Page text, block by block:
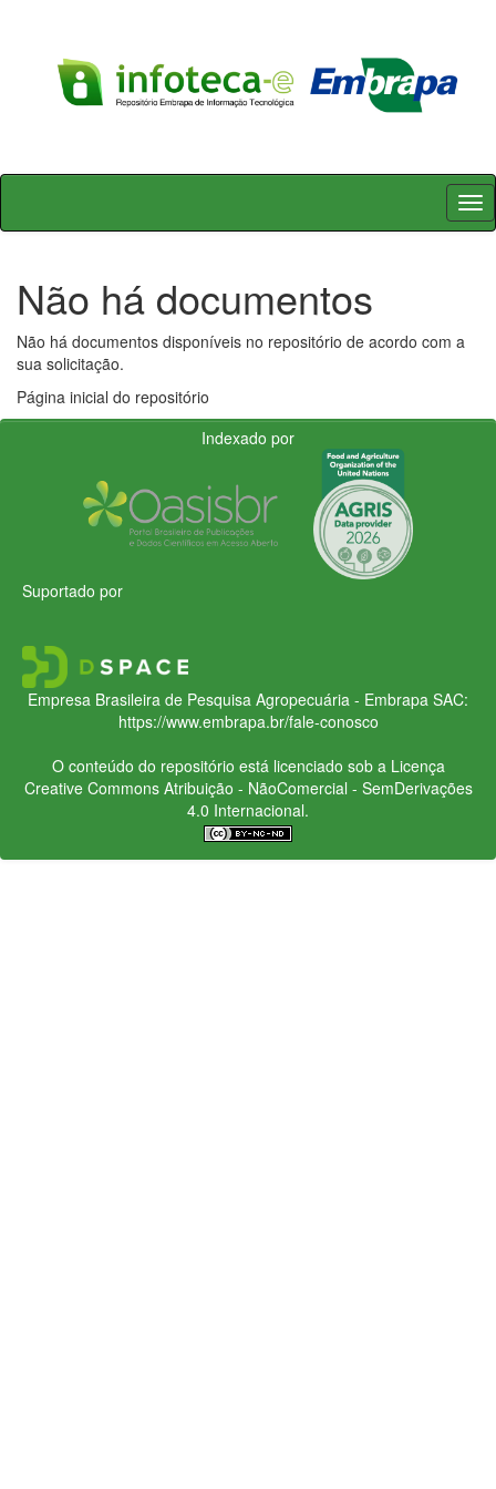
Skip
Não há documentos
Não há documentos disponíveis no repositório de acordo com a
sua solicitação.
Página inicial do repositório
Indexado por
Suportado por
Empresa Brasileira de Pesquisa Agropecuária - Embrapa SAC:
https://www.embrapa.br/fale-conosco
O conteúdo do repositório está licenciado sob a Licença
Creative CommonsAtribuição - NãoComercial - SemDerivações
4.0 Internacional.